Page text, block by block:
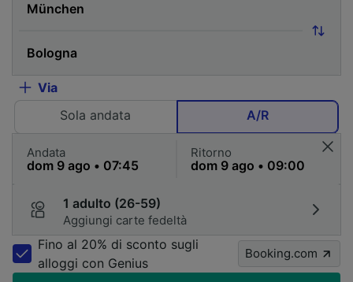
Via
Sola andata
A/R
Andata Ritorno
1 adulto (26-59)
Aggiungi carte fedeltà
Fino al 20% di sconto sugli
alloggi con Genius
Booking.com